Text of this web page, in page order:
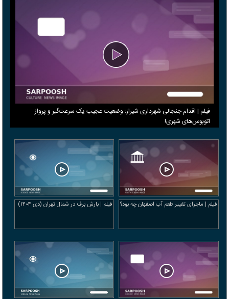
فیلم | اقدام جنجالی شهرداری شیراز؛ وضعیت عجیب یک سرعت‌گیر و پرواز
اتوبوس‌های شهری!
فیلم | ماجرای تغییر طعم آب اصفهان چه بود؟ فیلم | بارش برف در شمال تهران (دی ۱۴۰۴)